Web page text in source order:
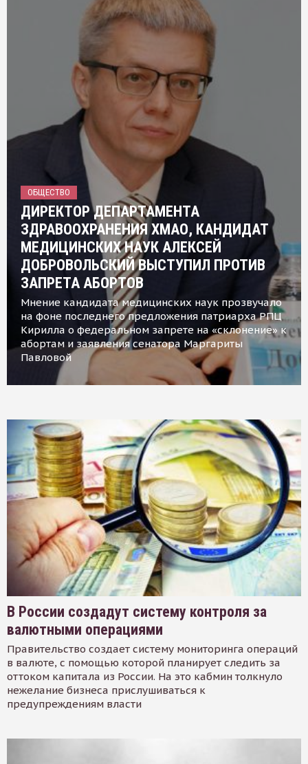
ОБЩЕСТВО
ДИРЕКТОР ДЕПАРТАМЕНТА
ЗДРАВООХРАНЕНИЯ ХМАО, КАНДИДАТ
МЕДИЦИНСКИХ НАУК АЛЕКСЕЙ
ДОБРОВОЛЬСКИЙ ВЫСТУПИЛ ПРОТИВ
ЗАПРЕТА АБОРТОВ
Мнение кандидата медицинских наук прозвучало
на фоне последнего предложения патриарха РПЦ
Кирилла о федеральном запрете на «склонение» к
абортам и заявления сенатора Маргариты
Павловой
В России создадут систему контроля за
валютными операциями
Правительство создает систему мониторинга операций
в валюте, с помощью которой планирует следить за
оттоком капитала из России. На это кабмин толкнуло
нежелание бизнеса прислушиваться к
предупреждениям власти